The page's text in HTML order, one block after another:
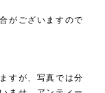
がございますので
すが、写真では分